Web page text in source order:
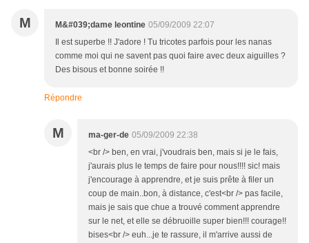
M M&#039;dame leontine 05/09/2009 22:07
Il est superbe !! J'adore ! Tu tricotes parfois pour les nanas
comme moi qui ne savent pas quoi faire avec deux aiguilles ?
Des bisous et bonne soirée !!
Répondre
M ma-ger-de 05/09/2009 22:38
<br /> ben, en vrai, j'voudrais ben, mais si je le fais,
j'aurais plus le temps de faire pour nous!!!! sic! mais
j'encourage à apprendre, et je suis prête à filer un
coup de main..bon, à distance, c'est<br /> pas facile,
mais je sais que chue a trouvé comment apprendre
sur le net, et elle se débruoille super bien!!! courage!!
bises<br /> euh...je te rassure, il m'arrive aussi de